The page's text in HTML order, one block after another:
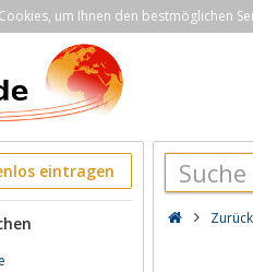
um Ihnen den bestmöglichen
eintragen